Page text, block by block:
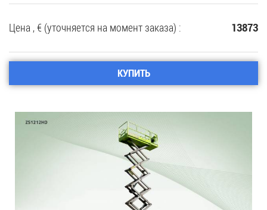
Цена , € (уточняется на момент заказа) : 13873
КУПИТЬ